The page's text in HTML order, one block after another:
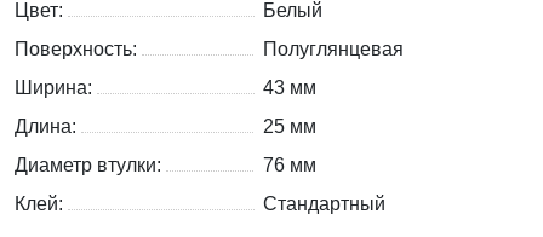
Цвет:
Белый
Поверхность:
Полуглянцевая
Ширина:
43 мм
Длина:
25 мм
Диаметр втулки:
76 мм
Клей:
Стандартный